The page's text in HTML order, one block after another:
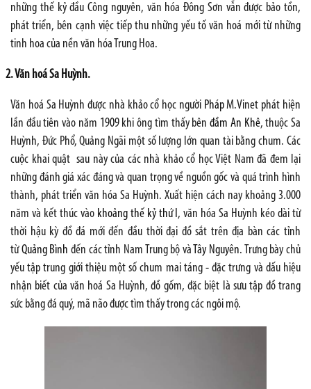
những thế kỷ đầu Công nguyên, văn hóa Đông Sơn vẫn được bảo tồn,
phát triển, bên cạnh việc tiếp thu những yếu tố văn hoá mới từ những
tinh hoa của nền văn hóa Trung Hoa.
2. Văn hoá Sa Huỳnh.
Văn hoá Sa Huỳnh đư­ợc nhà khảo cổ học ng­ười PhápM.Vinet phát hiện
lần đầu tiên vào năm 1909 khi ông tìm thấy bênđầm An Khê, thuộc Sa
Huỳnh, Đức Phổ, Quảng Ngãi một số lượng lớn quan tài bằng chum. Các
cuộc khai quật sau này của các nhà khảo cổ học Việt Nam đã đem lại
những đánh giá xác đáng và quan trọng về nguồn gốc và quá trình hình
thành, phát triển văn hóa Sa Huỳnh. Xuất hiện cách nay khoảng 3.000
năm và kết thúc vàokhoảng thế kỷ thứ I , văn hóa Sa Huỳnh kéo dài từ
thời hậu kỳ đồ đá mới đến đầu thời đại đồ sắt trên địa bàn các tỉnh
từQuảng Bình đến các tỉnh Nam Trung bộ vàTây Nguyên. Trưng bày chủ
yếu tập trung giới thiệu một số chum mai táng - đặc trưng và dấu hiệu
nhận biết của văn hoá Sa Huỳnh, đồ gốm, đặc biệt là sưu tập đồ trang
sức bằng đá quý, mã não được tìm thấy trong các ngôi mộ.